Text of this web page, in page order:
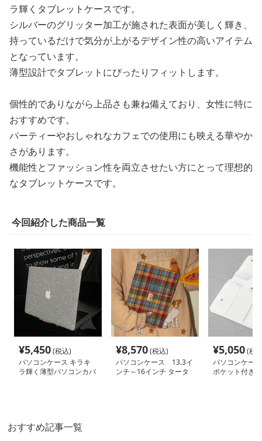
ラ輝くタブレットケースです。
シルバーのグリッター加工が施された表面が美しく輝き、
持っているだけで気分が上がるデザイン性の高いアイテム
となっています。
薄型設計でタブレットにぴったりフィットします。
個性的でありながら上品さも兼ね備えており、女性に特に
おすすめです。
パーティーやおしゃれなカフェでの使用にも映える華やか
さがあります。
機能性とファッション性を両立させたい方にとって理想的
なタブレットケースです。
今回紹介した商品一覧
¥5,450(税込)
パソコンケース キラキ
ラ輝く薄型パソコンカバ
¥8,570(税込)
パソコンケース 13.3イ
ンチ～16インチ タータ
¥5,050(税
パソコンケー
ポケット付き
おすすめ記事一覧